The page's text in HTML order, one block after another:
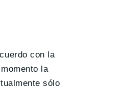
con la
la
sólo